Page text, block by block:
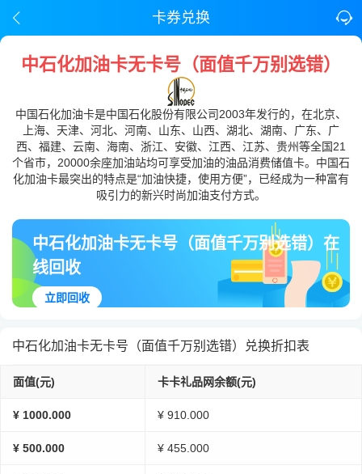
卡券兑换
中石化加油卡无卡号（面值千万别选错）
中国石化加油卡是中国石化股份有限公司2003年发行的，在北京、
上海、天津、河北、河南、山东、山西、湖北、湖南、广东、广
西、福建、云南、海南、浙江、安徽、江西、江苏、贵州等全国21
个省市，20000余座加油站均可享受加油的油品消费储值卡。中国石
化加油卡最突出的特点是“加油快捷，使用方便”，已经成为一种富有
吸引力的新兴时尚加油支付方式。
中石化加油卡无卡号（面值千万别选错）在
线回收
立即回收
中石化加油卡无卡号（面值千万别选错）兑换折扣表
面值(元) 卡卡礼品网余额(元)
¥ 1000.000 ¥ 910.000
¥ 500.000 ¥ 455.000